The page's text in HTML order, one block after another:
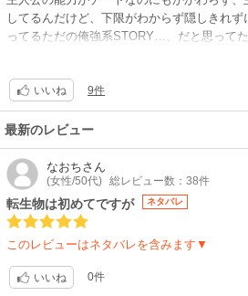
してるんだけど、下限がわからず隠しきれ
ってるただの俺強系STORY…、だと思ってた
ぁ？強すぎありえねぇ…」って思っても、
ら主人公チートなのか」って風に理由もな
感持てると思います。
序盤から既にスライムをテイムしてるんです
言っていいレベルで可愛くってメロメロにな
話数が増えるに連れ新しいキャラクターや街
かれていて、超強い悪の組織なんかもちゃん
展開も打線をしっかり回収しながら進んでい
きずに集中して読めると思います。
いいね 9件
最新のレビュー
なおちさん
(女性/50代) 総レビュー数：38件
転生物は初めてですが ネタバレ
このレビューはネタバレを含みます▼
いいね 0件